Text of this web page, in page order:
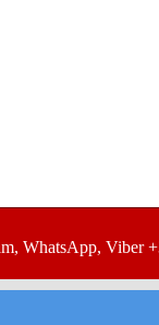
WhatsApp, Viber